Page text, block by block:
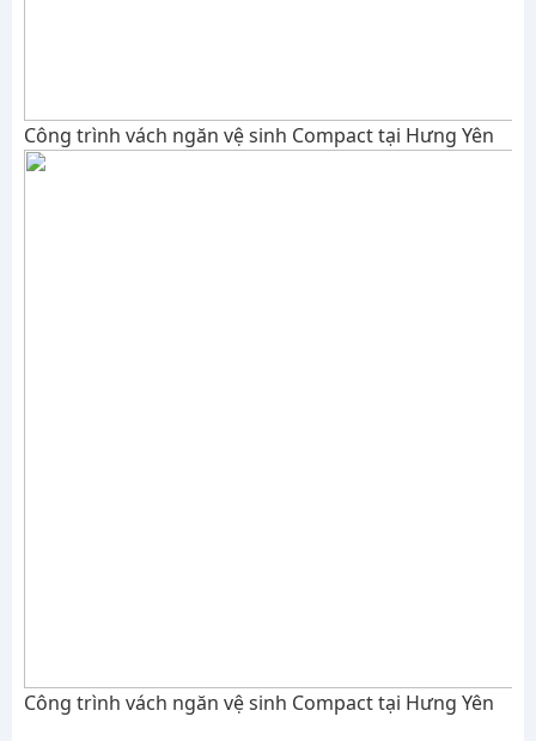
Công trình vách ngăn vệ sinh Compact tại Hưng Yên
Công trình vách ngăn vệ sinh Compact tại Hưng Yên